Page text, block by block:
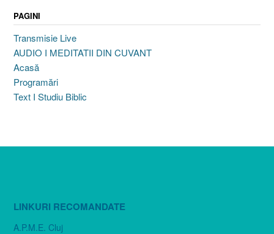
PAGINI
Transmisie Live
AUDIO I MEDITATII DIN CUVANT
Acasă
Programări
Text I Studiu Biblic
LINKURI RECOMANDATE
A.P.M.E. Cluj